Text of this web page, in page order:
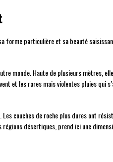
forme particulière et sa beauté
monde. Haute de plusieurs mètres,
et les rares mais violentes pluies qui
couches de roche plus dures ont
désertiques, prend ici une